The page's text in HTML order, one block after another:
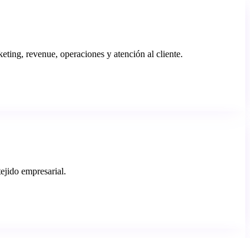
revenue, operaciones y atención al cliente.
empresarial.